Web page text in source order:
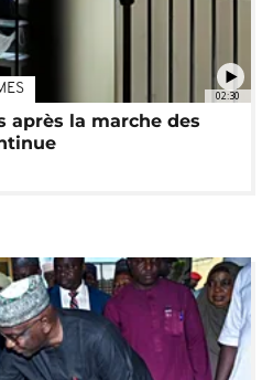
02:30
après la marche des